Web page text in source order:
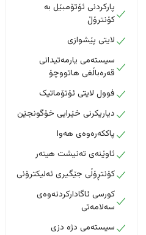
پارکردنی ئۆتۆمبێل بە
کۆنترۆڵ
لایتی پێشوازی
سیستەمی یارمەتیدانی
قەرەباڵغی هاتووچۆ
فوول لایتی ئۆتۆماتیک
دیاریکرنی خێرایی خۆگونجێن
پاککەرەوەی هەوا
ئاوێنەی تەنیشت هیتەر
کۆنتڕۆڵی جێگیری ئەلیکترۆنی
کورسی ئاگادارکردنەوەی
سەلامەتی
سیستەمی دژە دزی